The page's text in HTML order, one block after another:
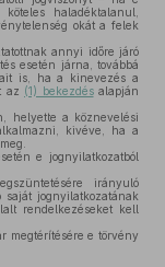
haladéktalanul,
okát a felek
annyi időre járó
esetén járna, továbbá
is, ha a kinevezés a
az (1) bekezdésalapján
helyette a köznevelési
kivéve, ha a
e jognyilatkozatból
irányuló
jognyilatkozatának
rendelkezéseket kell
megtérítésére e törvény